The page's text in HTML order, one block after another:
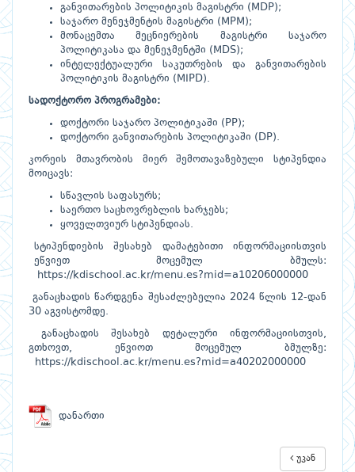
განვითარების პოლიტიკის მაგისტრი (MDP);
საჯარო მენეჯმენტის მაგისტრი (MPM);
მონაცემთა მეცნიერების მაგისტრი საჯარო
პოლიტიკასა და მენეჯმენტში (MDS);
ინტელექტუალური საკუთრების და განვითარების
პოლიტიკის მაგისტრი (MIPD).
სადოქტორო პროგრამები:
დოქტორი საჯარო პოლიტიკაში (PP);
დოქტორი განვითარების პოლიტიკაში (DP).
კორეის მთავრობის მიერ შემოთავაზებული სტიპენდია
მოიცავს:
სწავლის საფასურს;
საერთო საცხოვრებლის ხარჯებს;
ყოველთვიურ სტიპენდიას.
სტიპენდიების შესახებ დამატებითი ინფორმაციისთვის
ეწვიეთ მოცემულ ბმულს:
https://kdischool.ac.kr/menu.es?mid=a10206000000
განაცხადის წარდგენა შესაძლებელია 2024 წლის 12-დან
30 აგვისტომდე.
განაცხადის შესახებ დეტალური ინფორმაციისთვის,
გთხოვთ, ეწვიოთ მოცემულ ბმულზე:
https://kdischool.ac.kr/menu.es?mid=a40202000000
დანართი
უკან